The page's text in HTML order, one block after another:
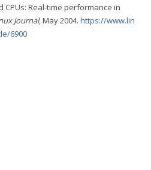
CPUs: Real-time performance in
Journal, May 2004.https://www.lin
6900